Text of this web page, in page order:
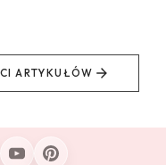
ARTYKUŁÓW